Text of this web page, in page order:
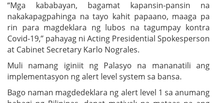
“Mga kababayan, bagamat kapansin-pansin na
nakakapagpahinga na tayo kahit papaano, maaga pa
rin para magdeklara ng lubos na tagumpay kontra
Covid-19,” pahayag ni Acting Presidential Spokesperson
at Cabinet Secretary Karlo Nograles.
Muli namang iginiit ng Palasyo na mananatili ang
implementasyon ng alert level system sa bansa.
Bago naman magdedeklara ng alert level 1 sa anumang